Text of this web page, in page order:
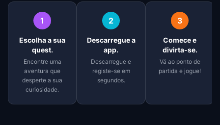
1
Escolha a sua
quest.
Encontre uma
aventura que
desperte a sua
curiosidade.
2
Descarregue a
app.
Descarregue e
registe-se em
segundos.
3
Comece e
divirta-se.
Vá ao ponto de
partida e jogue!